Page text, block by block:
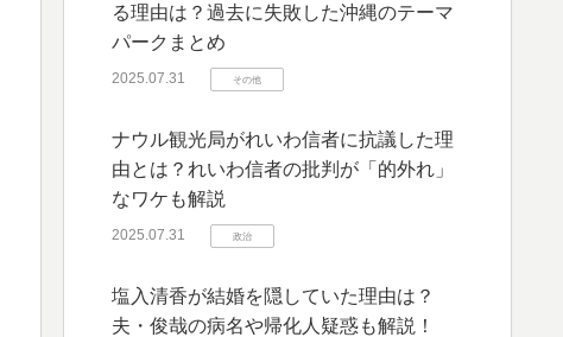
る理由は？過去に失敗した沖縄のテーマ
パークまとめ
2025.07.31 その他
ナウル観光局がれいわ信者に抗議した理
由とは？れいわ信者の批判が「的外れ」
なワケも解説
2025.07.31 政治
塩入清香が結婚を隠していた理由は？
夫・俊哉の病名や帰化人疑惑も解説！